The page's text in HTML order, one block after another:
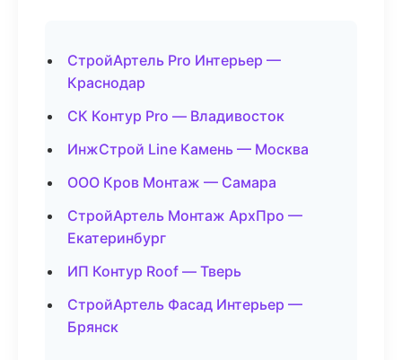
СтройАртель Pro Интерьер —
Краснодар
СК Контур Pro — Владивосток
ИнжСтрой Line Камень — Москва
ООО Кров Монтаж — Самара
СтройАртель Монтаж АрхПро —
Екатеринбург
ИП Контур Roof — Тверь
СтройАртель Фасад Интерьер —
Брянск